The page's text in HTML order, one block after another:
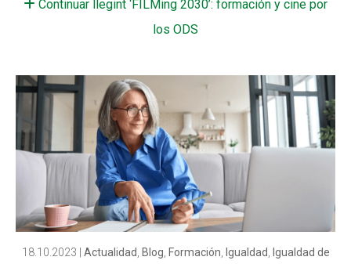
Continuar llegint ‘FILMing 2030’: formación y cine por
los ODS
18.10.2023 Actualidad Blog Formación Igualdad
Igualdad de